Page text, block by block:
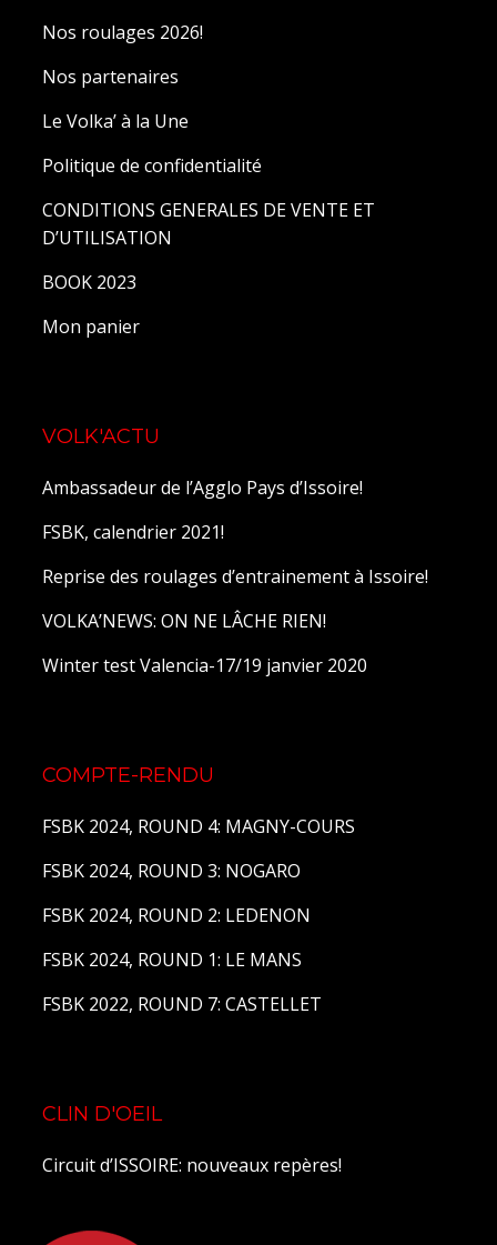
Nos roulages 2026!
Nos partenaires
Le Volka’ à la Une
Politique de confidentialité
CONDITIONS GENERALES DE VENTE ET
D’UTILISATION
BOOK 2023
Mon panier
VOLK'ACTU
Ambassadeur de l’Agglo Pays d’Issoire!
FSBK, calendrier 2021!
Reprise des roulages d’entrainement à Issoire!
VOLKA’NEWS: ON NE LÂCHE RIEN!
Winter test Valencia-17/19 janvier 2020
COMPTE-RENDU
FSBK 2024, ROUND 4: MAGNY-COURS
FSBK 2024, ROUND 3: NOGARO
FSBK 2024, ROUND 2: LEDENON
FSBK 2024, ROUND 1: LE MANS
FSBK 2022, ROUND 7: CASTELLET
CLIN D'OEIL
Circuit d’ISSOIRE: nouveaux repères!